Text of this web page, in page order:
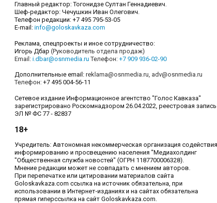
Главный редактор: Тогонидзе Султан Геннадиевич.
Шеф-редактор: Чечушкин Иван Олегович.
Телефон редакции: +7 495 795-53-05
E-mail: info@goloskavkaza.com
Реклама, спецпроекты и иное сотрудничество:
Игорь Дбар (Руководитель отдела продаж)
Email: i.dbar@osnmedia.ru Телефон: +7 909 936-02-90
Дополнительные email: reklama@osnmedia.ru, adv@osnmedia.ru
Телефон: +7 495 004-56-11
Сетевое издание Информационное агентство "Голос Кавказа"
зарегистрировано Роскомнадзором 26.04.2022, реестровая запись
ЭЛ № ФС 77 - 82837
18+
Учредитель: Автономная некоммерческая организация содействия
информированию и просвещению населения "Медиахолдинг
"Общественная служба новостей" (ОГРН 1187700006328).
Мнение редакции может не совпадать с мнением авторов.
При перепечатке или цитировании материалов сайта
Goloskavkaza.com ссылка на источник обязательна, при
использовании в Интернет-изданиях и на сайтах обязательна
прямая гиперссылка на сайт Goloskavkaza.com.